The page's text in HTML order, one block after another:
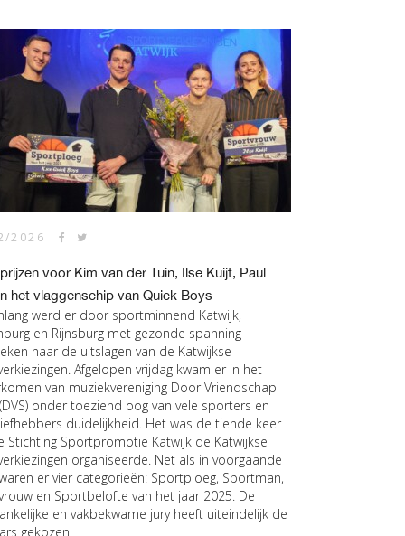
2026
voor Kim van der Tuin, Ilse Kuijt, Paul
het vlaggenschip van Quick Boys
werd er door sportminnend Katwijk,
en Rijnsburg met gezonde spanning
naar de uitslagen van de Katwijkse
Afgelopen vrijdag kwam er in het
van muziekvereniging Door Vriendschap
onder toeziend oog van vele sporters en
duidelijkheid. Het was de tiende keer
Stichting Sportpromotie Katwijk de Katwijkse
organiseerde. Net als in voorgaande
er vier categorieën: Sportploeg, Sportman,
en Sportbelofte van het jaar 2025. De
en vakbekwame jury heeft uiteindelijk de
gekozen.